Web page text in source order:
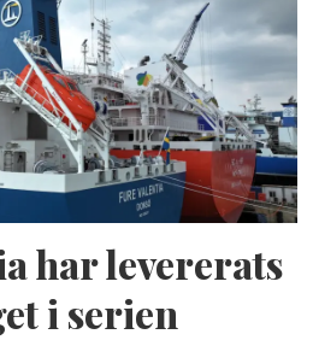
har levererats
i serien